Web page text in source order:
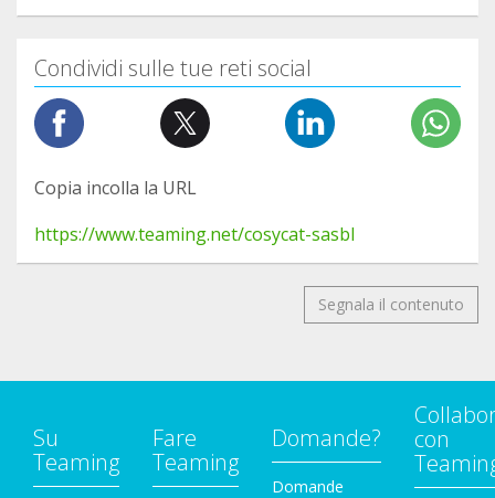
Condividi sulle tue reti social
Copia incolla la URL
https://www.teaming.net/cosycat-sasbl
Segnala il contenuto
Su
Teaming
Fare
Teaming
Domande?
Domande
con